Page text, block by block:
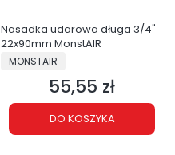
Nasadka udarowa długa 3/4"
22x90mm MonstAIR
PRODUCENT
MONSTAIR
Cena
55,55 zł
DO KOSZYKA